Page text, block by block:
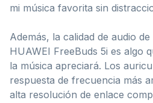
mi música favorita sin
Además, la calidad de audio
HUAWEI FreeBuds 5i es algo
la música apreciará. Los
respuesta de frecuencia más
alta resolución de enlace